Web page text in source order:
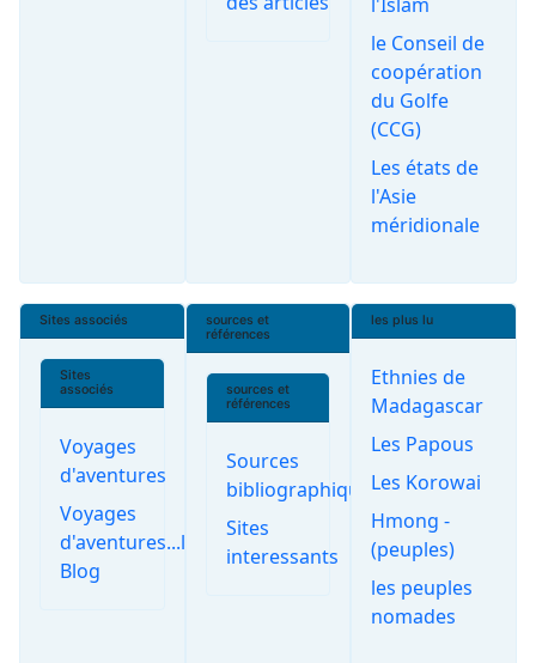
le Conseil de
coopération
du Golfe
(CCG)
Les états de
l'Asie
méridionale
Sites associés
Sites
associés
Voyages
d'aventures
Voyages
d'aventures...le
Blog
sources et
références
sources et
références
Sources
bibliographiques
Sites
interessants
les plus lu
Ethnies de
Madagascar
Les Papous
Les Korowai
Hmong -
(peuples)
les peuples
nomades